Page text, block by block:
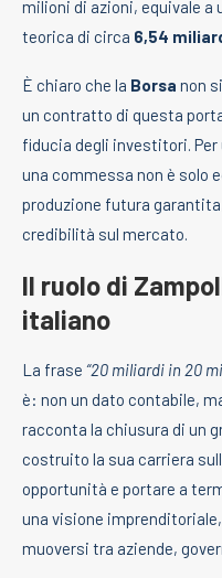
milioni di azioni, equivale a
teorica di circa 6,54
È chiaro che la Borsa non
un contratto di questa
fiducia degli investitori. Per
una commessa non è solo
produzione futura
credibilità sul mercato.
Il ruolo di
italiano
La frase “20 miliardi in 20
è: non un dato contabile,
racconta la chiusura di un
costruito la sua carriera
opportunità e portare a
una visione
muoversi tra aziende,